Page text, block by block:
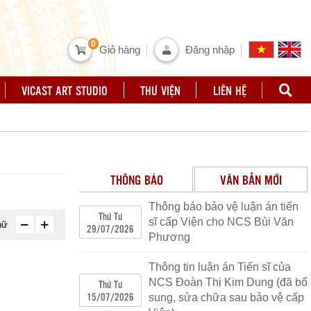
0 Giỏ hàng Đăng nhập
VICAST ART STUDIO THƯ VIỆN LIÊN HỆ
THÔNG BÁO VĂN BẢN MỚI
Thứ Tư
29/07/2026
Thông báo bảo vệ luận án tiến
sĩ cấp Viện cho NCS Bùi Văn
Phương
Thứ Tư
15/07/2026
Thông tin luận án Tiến sĩ của
NCS Đoàn Thị Kim Dung (đã bổ
sung, sửa chữa sau bảo vệ cấp
Về việc thông tin tuyên truyền việc sử
dụng, khai thác Bộ Pháp điển điện tử
Số 3615/BVHTTDL - PC
CV tuyen truyen Bo phap dien.pdf
Ban hành Kế hoạch triển khai thực hiện
Chương trình giáo dục đạo đức, lối sống